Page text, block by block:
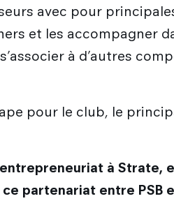
avec pour
et les accompagner
à d’autres
pour le club, le
à Strate,
partenariat entre PSB